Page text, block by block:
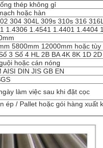
thép không gỉ
hoặc hàn
304 304L 309s 310s 316
1.4306 1.4541 1.4401 1.4404
5800mm 12000mm hoặc tùy
3 Số 4 HL 2B BA 4K 8K 1D ​​2D
hoặc cán nóng
AISI DIN JIS GB EN
làm việc sau khi đặt cọc
ép / Pallet hoặc gói hàng xuất